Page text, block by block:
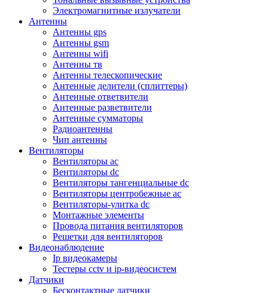
Электромагнитные излучатели
Антенны
Антенны gps
Антенны gsm
Антенны wifi
Антенны тв
Антенны телескопические
Антенные делители (сплиттеры)
Антенные ответвители
Антенные разветвители
Антенные сумматоры
Радиоантенны
Чип антенны
Вентиляторы
Вентиляторы ac
Вентиляторы dc
Вентиляторы тангенциальные dc
Вентиляторы центробежные ac
Вентиляторы-улитка dc
Монтажные элементы
Провода питания вентиляторов
Решетки для вентиляторов
Видеонаблюдение
Ip видеокамеры
Тестеры cctv и ip-видеосистем
Датчики
Бесконтактные датчики